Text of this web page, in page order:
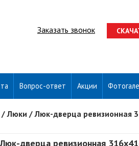
Заказать звонок
Вопрос-ответ Акции
/ Люки / Люк-дверца ревизионная
Люк-дверца ревизионная